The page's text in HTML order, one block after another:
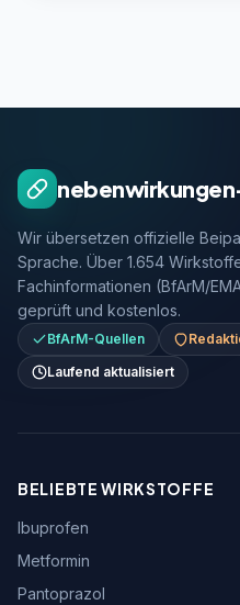
Wir übersetzen offizielle
Sprache. Über 1.654
Fachinformationen (BfArM/
geprüft und kostenlos.
BfArM-Quellen
Laufend aktualisiert
BELIEBTE WIRKSTOFFE
Ibuprofen
Metformin
Pantoprazol